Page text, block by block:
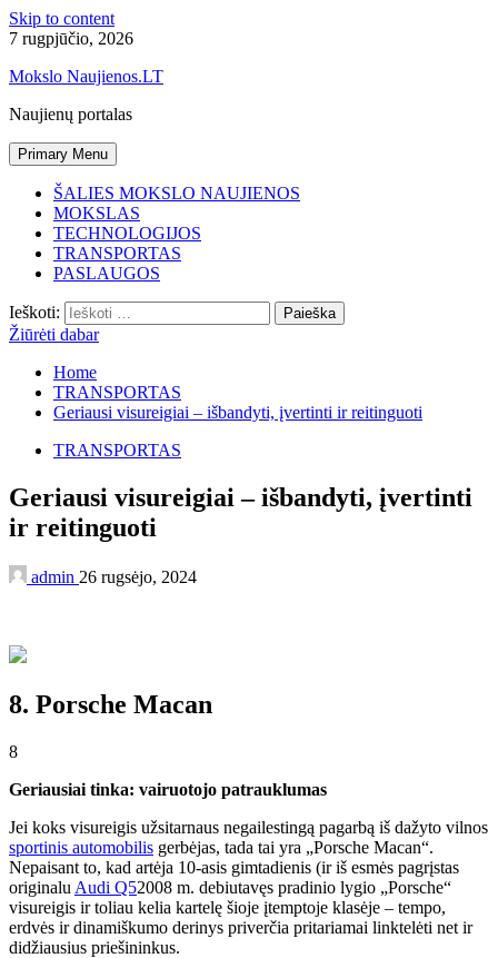
Skip to content
7 rugpjūčio, 2026
Mokslo Naujienos.LT
Naujienų portalas
Primary Menu
ŠALIES MOKSLO NAUJIENOS
MOKSLAS
TECHNOLOGIJOS
TRANSPORTAS
PASLAUGOS
Ieškoti:
Žiūrėti dabar
Home
TRANSPORTAS
Geriausi visureigiai – išbandyti, įvertinti ir reitinguoti
TRANSPORTAS
Geriausi visureigiai – išbandyti, įvertinti
ir reitinguoti
admin 26 rugsėjo, 2024
8. Porsche Macan
8
Geriausiai tinka: vairuotojo patrauklumas
Jei koks visureigis užsitarnaus negailestingą pagarbą iš dažyto vilnos
sportinis automobilis gerbėjas, tada tai yra „Porsche Macan“.
Nepaisant to, kad artėja 10-asis gimtadienis (ir iš esmės pagrįstas
originalu Audi Q52008 m. debiutavęs pradinio lygio „Porsche“
visureigis ir toliau kelia kartelę šioje įtemptoje klasėje – tempo,
erdvės ir dinamiškumo derinys priverčia pritariamai linktelėti net ir
didžiausius priešininkus.